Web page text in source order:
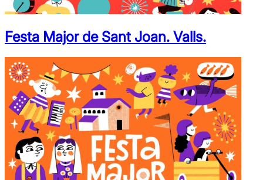
Festa Major de Sant Joan. Valls.